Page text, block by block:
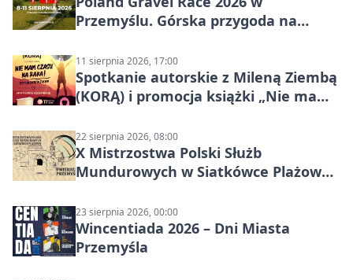
Przemyślu. Górska przygoda na
11 sierpnia 2026, 17:00
Spotkanie autorskie z Mileną Ziembą
(KORĄ) i promocja książki „Nie mam
22 sierpnia 2026, 08:00
X Mistrzostwa Polski Służb
Mundurowych w Siatkówce Plażowej
23 sierpnia 2026, 00:00
Wincentiada 2026 – Dni Miasta
Przemyśla